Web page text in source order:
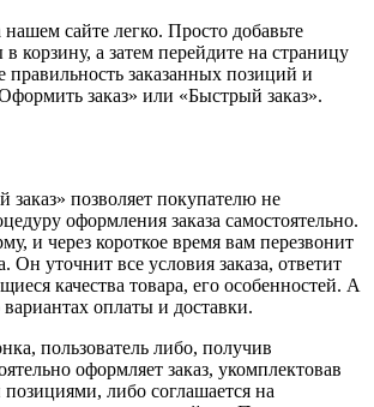
сайте легко. Просто добавьте
корзину, а затем перейдите на страницу
правильность заказанных позиций и
заказ» или «Быстрый заказ».
позволяет покупателю не
оформления заказа самостоятельно.
и через короткое время вам перезвонит
Он уточнит все условия заказа, ответит
качества товара, его особенностей. А
оплаты и доставки.
пользователь либо, получив
оформляет заказ, укомплектовав
либо соглашается на